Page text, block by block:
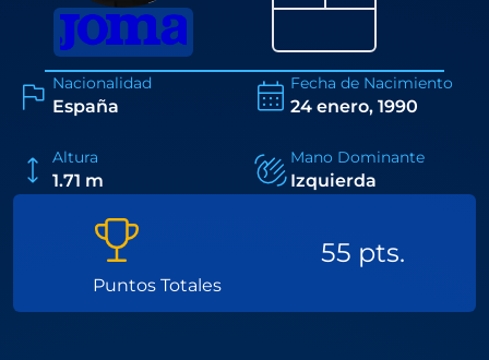
Nacionalidad
España
Fecha de Nacimiento
24 enero, 1990
Altura
1.71 m
Mano Dominante
Izquierda
Puntos Totales
55 pts.